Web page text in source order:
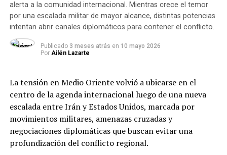
alerta a la comunidad internacional. Mientras crece el temor
por una escalada militar de mayor alcance, distintas potencias
intentan abrir canales diplomáticos para contener el conflicto.
Publicado 3 meses atrás en 10 mayo 2026
Por Ailén Lazarte
La tensión en Medio Oriente volvió a ubicarse en el
centro de la agenda internacional luego de una nueva
escalada entre Irán y Estados Unidos, marcada por
movimientos militares, amenazas cruzadas y
negociaciones diplomáticas que buscan evitar una
profundización del conflicto regional.